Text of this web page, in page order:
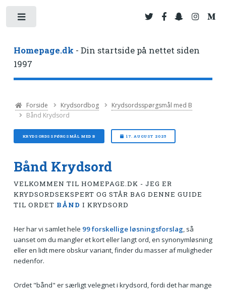
Homepage.dk - Din startside på nettet siden
1997
Forside Krydsordbog
Krydsordsspørgsmål med B
Bånd Krydsord
KRYDSORDSSPØRGSMÅL MED B 17. AUGUST 2025
Bånd Krydsord
VELKOMMEN TIL HOMEPAGE.DK - JEG ER
KRYDSORDSEKSPERT OG STÅR BAG DENNE GUIDE
TIL ORDET BÅND I KRYDSORD
Her har vi samlet hele 99 forskellige løsningsforslag, så
uanset om du mangler et kort eller langt ord, en synonymløsning
eller en lidt mere obskur variant, finder du masser af muligheder
nedenfor.
Ordet "bånd" er særligt velegnet i krydsord, fordi det har mange